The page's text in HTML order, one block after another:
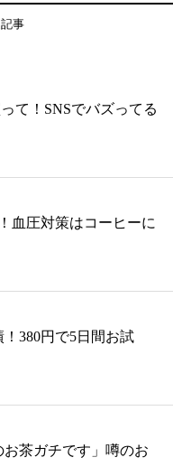
事
て！SNSでバズってる
血圧対策はコーヒーに
380円で5日間お試
茶ガチです」噂のお